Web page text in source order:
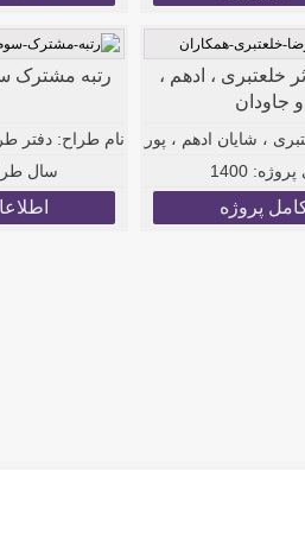
خلعتبری ، ادهم ،
جاودان
، شایان ادهم ، پوریا شقاقی و امیر
1400
پروژه
رتبه مشترک
نام طراح: دفتر
سال
- محمدمهدی صدوقی - مهدی قزل ایاغ -